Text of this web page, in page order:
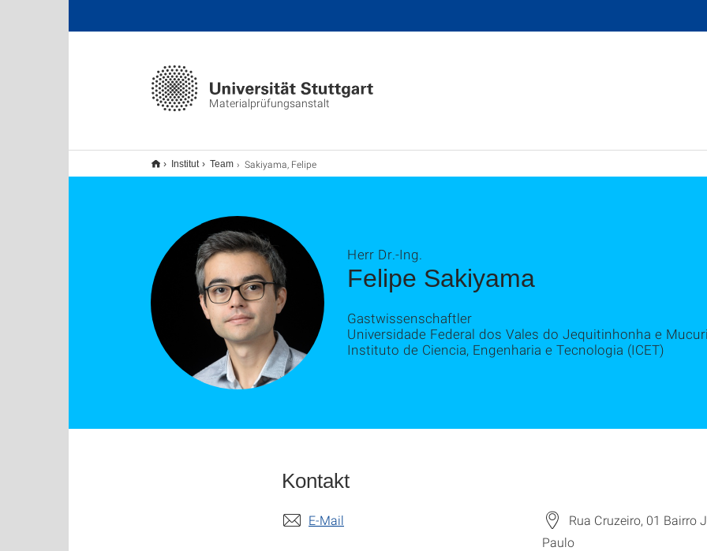
Materialprüfungsanstalt
Institut Team Sakiyama, Felipe
Felipe Sakiyama
Herr Dr.-Ing.
Gastwissenschaftler
Universidade Federal dos Vales do Jequitinhonha e
Instituto de Ciencia, Engenharia e Tecnologia (ICET)
Kontakt
E-Mail
Rua Cruzeiro, 01 Bairro
Paulo